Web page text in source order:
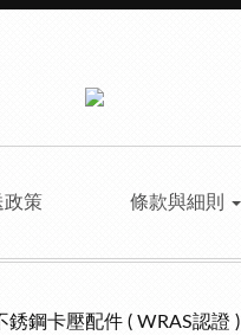
政策 條款與細則
銹鋼卡壓配件 ( WRAS認證 )